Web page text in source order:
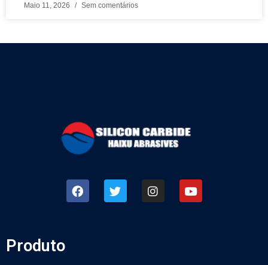
Maio 11, 2026 Sem comentários
Produto